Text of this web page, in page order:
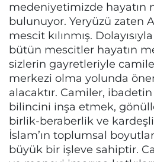
medeniyetimizde hayatın
bulunuyor. Yeryüzü zaten
mescit kılınmış.
bütün mescitler hayatın
sizlerin gayretleriyle
merkezi olma yolunda
alacaktır. Camiler, ibadetin
bilincini inşa etmek,
birlik-beraberlik ve
İslam’ın toplumsal
büyük bir işleve sahiptir.